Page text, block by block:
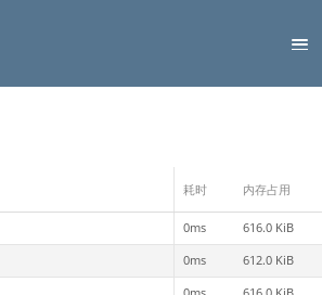
耗时 内存占用
0ms 616.0 KiB
0ms 612.0 KiB